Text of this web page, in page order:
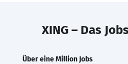
XING – Das
Über eine Million Jobs